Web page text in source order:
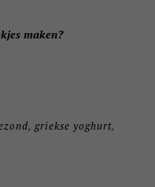
maken?
, griekse yoghurt,